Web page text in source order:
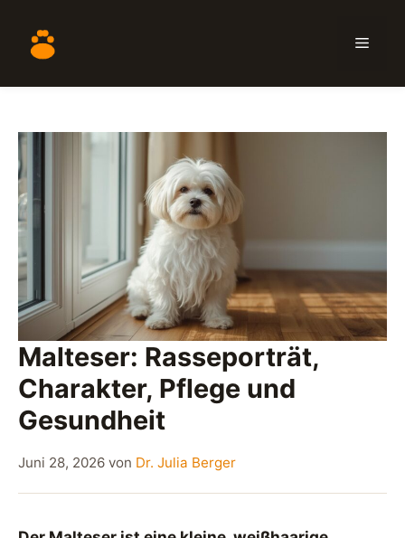
Inhalt
springen
Menü
Malteser: Rasseporträt,
Charakter, Pflege und
Gesundheit
Juni 28, 2026 von Dr. Julia Berger